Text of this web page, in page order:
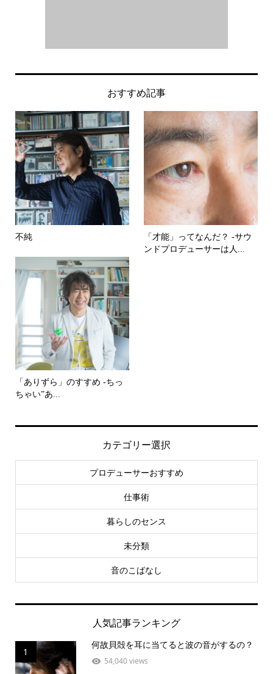
おすすめ記事
不純
「才能」ってなんだ？ -サウ
ンドプロデューサーは人...
「ありずら」のすすめ -ちっ
ちゃい”あ...
カテゴリー選択
プロデューサーおすすめ
仕事術
暮らしのセンス
未分類
音のこばなし
人気記事ランキング
1
何故貝殻を耳に当てると波の音がするの？
54,040 views